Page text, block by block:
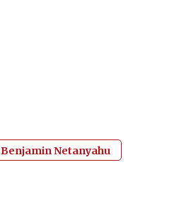
Benjamin Netanyahu